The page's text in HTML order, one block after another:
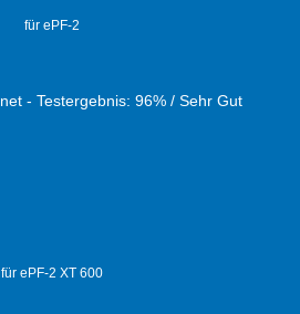
für ePF-2
für ePF-2 XT 600